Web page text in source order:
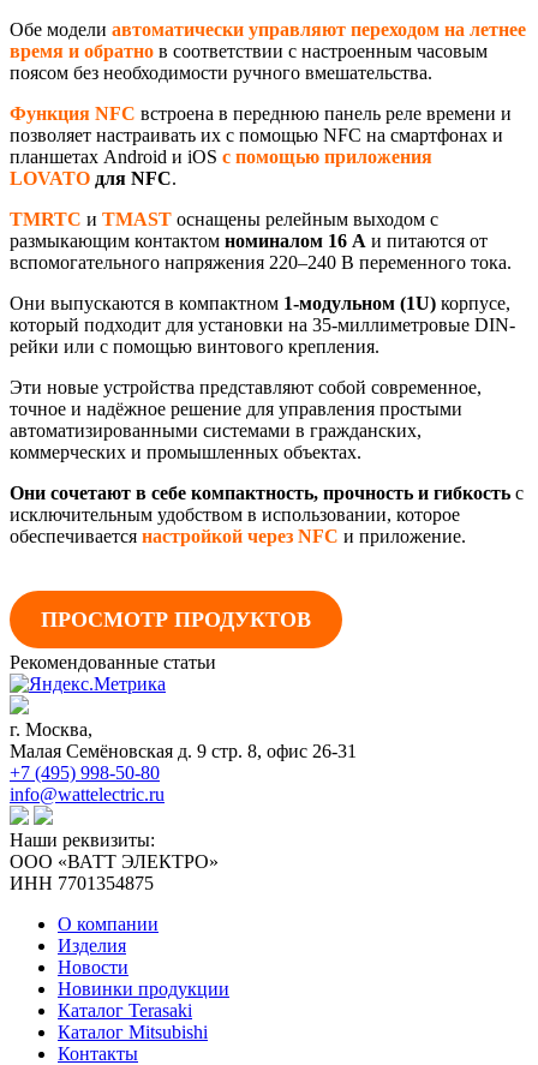
Обе модели автоматически управляют переходом на летнее
время и обратно в соответствии с настроенным часовым
поясом без необходимости ручного вмешательства.
Функция NFC встроена в переднюю панель реле времени и
позволяет настраивать их с помощью NFC на смартфонах и
планшетах Android и iOS с помощью приложения
LOVATO для NFC.
TMRTC и TMAST оснащены релейным выходом с
размыкающим контактом номиналом 16 А и питаются от
вспомогательного напряжения 220–240 В переменного тока.
Они выпускаются в компактном 1-модульном (1U) корпусе,
который подходит для установки на 35-миллиметровые DIN-
рейки или с помощью винтового крепления.
Эти новые устройства представляют собой современное,
точное и надёжное решение для управления простыми
автоматизированными системами в гражданских,
коммерческих и промышленных объектах.
Они сочетают в себе компактность, прочность и гибкость с
исключительным удобством в использовании, которое
обеспечивается настройкой через NFC и приложение.
ПРОСМОТР ПРОДУКТОВ
Рекомендованные статьи
г. Москва,
Малая Семёновская д. 9 стр. 8, офис 26-31
+7 (495) 998-50-80
info@wattelectric.ru
Наши реквизиты:
ООО «ВАТТ ЭЛЕКТРО»
ИНН 7701354875
О компании
Изделия
Новости
Новинки продукции
Каталог Terasaki
Каталог Mitsubishi
Контакты